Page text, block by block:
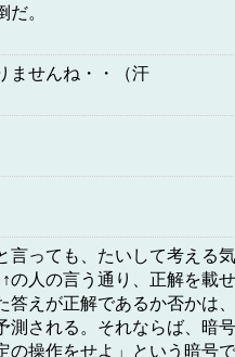
。
ませんね・・（汗
言っても、たいして考える
の人の言う通り、正解を載
答えが正解であるか否かは
測される。それならば、暗
の操作をせよ」という暗号